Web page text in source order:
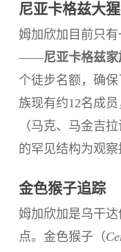
尼亚卡格兹大
姆加欣加目前只
——尼亚卡格兹家
个徒步名额，确
族现有约12名成
（马克、马金吉
的罕见结构为观察
金色猴子追踪
姆加欣加是乌干达
点。金色猴子（